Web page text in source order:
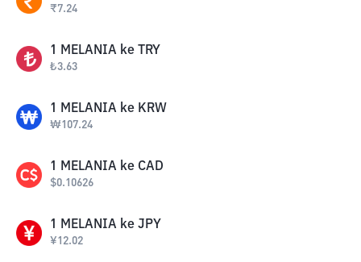
₹7.24
1 MELANIA ke TRY
₺3.63
1 MELANIA ke KRW
₩107.24
1 MELANIA ke CAD
$0.10626
1 MELANIA ke JPY
¥12.02